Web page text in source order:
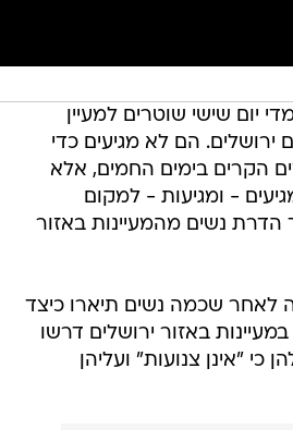
יום שישי שוטרים למעיין
הם לא מגיעים כדי
הקרים בימים החמים, אלא
- ומגיעות - למקום
נשים מהמעיינות באזור
לאחר שכמה נשים תיארו כיצד
באזור ירושלים דרשו
כי "אינן צנועות" ועליהן